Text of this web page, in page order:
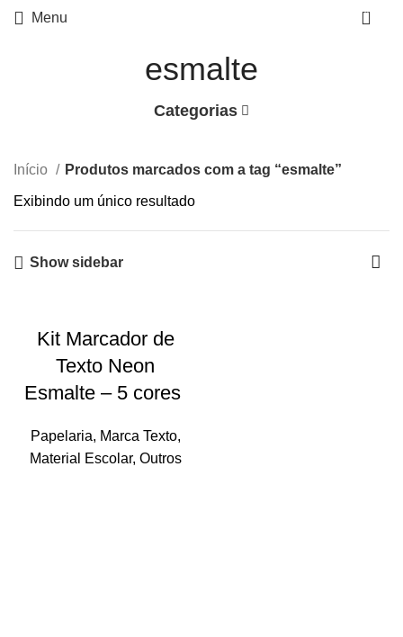
Menu 0
esmalte
Categorias
Início Produtos marcados com a tag “esmalte”
Exibindo um único resultado
Show sidebar
Kit Marcador de
Texto Neon
Esmalte – 5 cores
Papelaria, Marca Texto,
Material Escolar, Outros